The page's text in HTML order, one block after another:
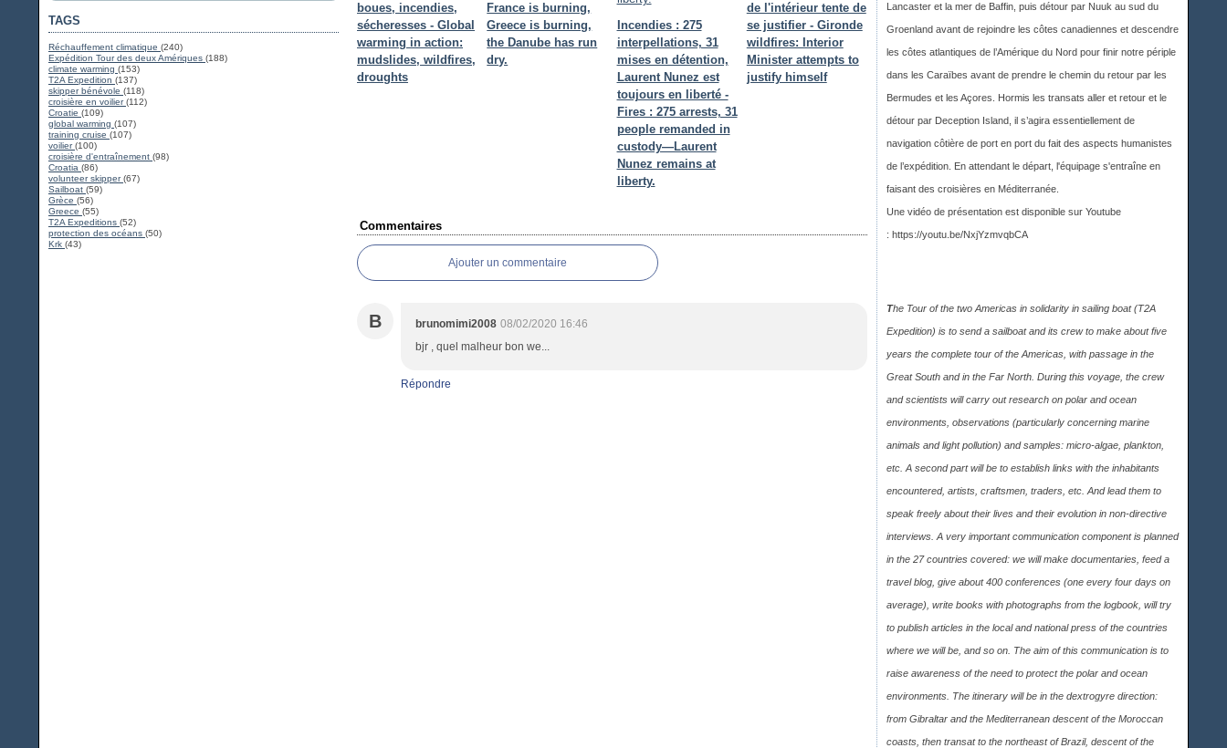
TAGS
Réchauffement climatique (240)
Expédition Tour des deux Amériques (188)
climate warming (153)
T2A Expedition (137)
skipper bénévole (118)
croisière en voilier(112)
Croatie (109)
global warming (107)
training cruise (107)
voilier(100)
croisière d'entraînement (98)
Croatia (86)
volunteer skipper(67)
Sailboat (59)
Grèce (56)
Greece (55)
T2A Expeditions (52)
protection des océans (50)
Krk (43)
boues, incendies,
sécheresses - Global
warming in action:
mudslides, wildfires,
droughts
France is burning,
Greece is burning,
the Danube has run
dry.
Incendies : 275
interpellations, 31
mises en détention,
Laurent Nunez est
toujours en liberté -
Fires : 275 arrests, 31
people remanded in
custody—Laurent
Nunez remains at
liberty.
de l'intérieur tente de
se justifier - Gironde
wildfires: Interior
Minister attempts to
justify himself
Commentaires
Ajouter un commentaire
B brunomimi2008 08/02/2020 16:46
bjr , quel malheur bon we...
Répondre
Lancaster et la mer de Baffin, puis détour par Nuuk au sud du
Groenland avant de rejoindre les côtes canadiennes et descendre
les côtes atlantiques de l’Amérique du Nord pour finir notre périple
dans les Caraïbes avant de prendre le chemin du retour par les
Bermudes et les Açores. Hormis les transats aller et retour et le
détour par Deception Island, il s’agira essentiellement de
navigation côtière de port en port du fait des aspects humanistes
de l’expédition. En attendant le départ, l'équipage s'entraîne en
faisant des croisières en Méditerranée.
Une vidéo de présentation est disponible sur Youtube
: https://youtu.be/NxjYzmvqbCA
The Tour of the two Americas in solidarity in sailing boat (T2A
Expedition) is to send a sailboat and its crew to make about five
years the complete tour of the Americas, with passage in the
Great South and in the Far North. During this voyage, the crew
and scientists will carry out research on polar and ocean
environments, observations (particularly concerning marine
animals and light pollution) and samples: micro-algae, plankton,
etc. A second part will be to establish links with the inhabitants
encountered, artists, craftsmen, traders, etc. And lead them to
speak freely about their lives and their evolution in non-directive
interviews. A very important communication component is planned
in the 27 countries covered: we will make documentaries, feed a
travel blog, give about 400 conferences (one every four days on
average), write books with photographs from the logbook, will try
to publish articles in the local and national press of the countries
where we will be, and so on. The aim of this communication is to
raise awareness of the need to protect the polar and ocean
environments. The itinerary will be in the dextrogyre direction:
from Gibraltar and the Mediterranean descent of the Moroccan
coasts, then transat to the northeast of Brazil, descent of the